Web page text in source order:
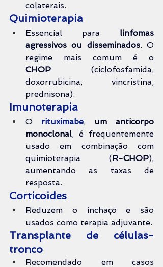
colaterais.
Quimioterapia
Essencial para linfomas
agressivos ou disseminados. O
CHOP (ciclofosfamida,
doxorrubicina, vincristina,
prednisona).
Imunoterapia
O rituximabe, um anticorpo
monoclonal, é frequentemente
usado em combinação com
quimioterapia (R-CHOP),
aumentando as taxas de
resposta.
Corticoides
Reduzem o inchaço e são
usados como terapia adjuvante.
Transplante de células-
tronco
Recomendado em casos